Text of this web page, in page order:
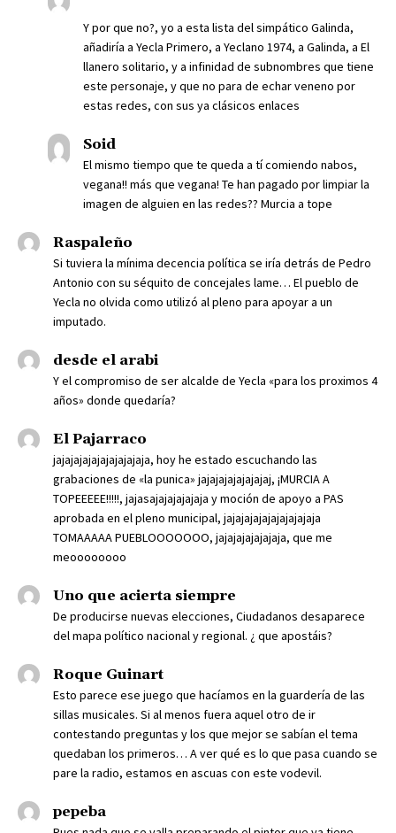
Y por que no?, yo a esta lista del simpático Galinda,
añadiría a Yecla Primero, a Yeclano 1974, a Galinda, a El
llanero solitario, y a infinidad de subnombres que tiene
este personaje, y que no para de echar veneno por
estas redes, con sus ya clásicos enlaces
Soid
El mismo tiempo que te queda a tí comiendo nabos,
vegana!! más que vegana! Te han pagado por limpiar la
imagen de alguien en las redes?? Murcia a tope
Raspaleño
Si tuviera la mínima decencia política se iría detrás de Pedro
Antonio con su séquito de concejales lame… El pueblo de
Yecla no olvida como utilizó al pleno para apoyar a un
imputado.
desde el arabi
Y el compromiso de ser alcalde de Yecla «para los proximos 4
años» donde quedaría?
El Pajarraco
jajajajajajajajajajaja, hoy he estado escuchando las
grabaciones de «la punica» jajajajajajajajaj, ¡MURCIA A
TOPEEEEE!!!!!, jajasajajajajajaja y moción de apoyo a PAS
aprobada en el pleno municipal, jajajajajajajajajajaja
TOMAAAAA PUEBLOOOOOOO, jajajajajajajaja, que me
meoooooooo
Uno que acierta siempre
De producirse nuevas elecciones, Ciudadanos desaparece
del mapa político nacional y regional. ¿ que apostáis?
Roque Guinart
Esto parece ese juego que hacíamos en la guardería de las
sillas musicales. Si al menos fuera aquel otro de ir
contestando preguntas y los que mejor se sabían el tema
quedaban los primeros… A ver qué es lo que pasa cuando se
pare la radio, estamos en ascuas con este vodevil.
pepeba